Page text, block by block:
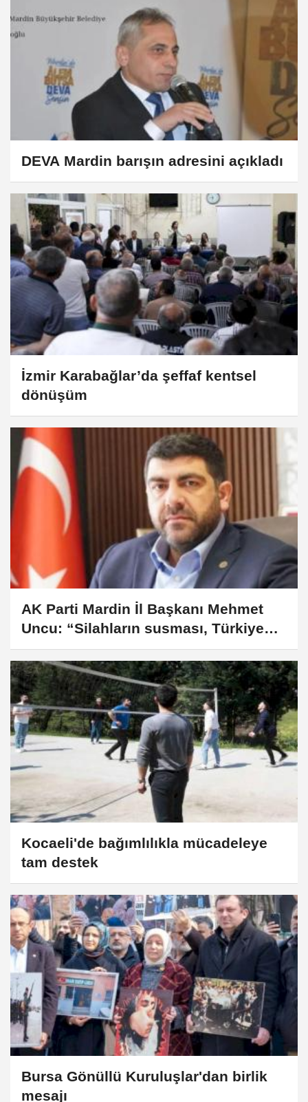
DEVA Mardin barışın adresini açıkladı
İzmir Karabağlar’da şeffaf kentsel
dönüşüm
AK Parti Mardin İl Başkanı Mehmet
Uncu: “Silahların susması, Türkiye
Yüzyılı’nın önünü açacaktır”
Kocaeli'de bağımlılıkla mücadeleye
tam destek
Bursa Gönüllü Kuruluşlar'dan birlik
mesajı